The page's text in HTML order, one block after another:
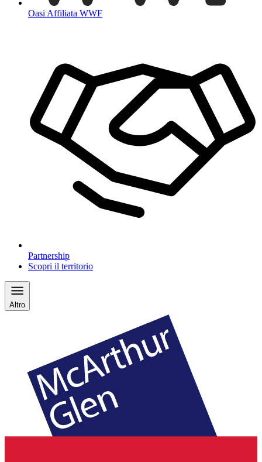
Oasi Affiliata WWF
Partnership
Scopri il territorio
Altro